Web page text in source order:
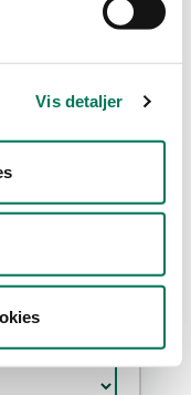
Vis detaljer
m.m.(2)
Vis flere